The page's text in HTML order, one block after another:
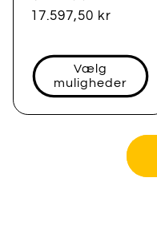
Normalpris
17.597,50 kr
Vælg
muligheder